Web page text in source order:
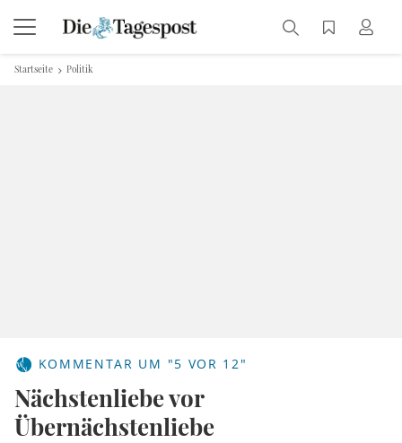
Startseite Politik
KOMMENTAR UM "5 VOR 12"
Nächstenliebe vor
Übernächstenliebe